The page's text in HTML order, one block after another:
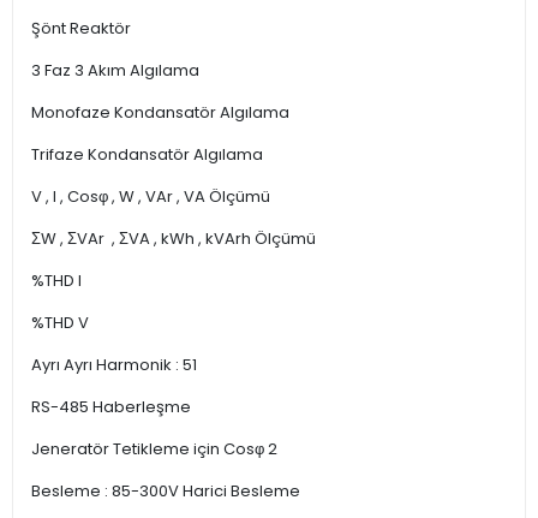
Şönt Reaktör
3 Faz 3 Akım Algılama
Monofaze Kondansatör Algılama
Trifaze Kondansatör Algılama
V , I , Cosφ , W , VAr , VA Ölçümü
ΣW , ΣVAr , ΣVA , kWh , kVArh Ölçümü
%THD I
%THD V
Ayrı Ayrı Harmonik : 51
RS-485 Haberleşme
Jeneratör Tetikleme için Cosφ 2
Besleme : 85-300V Harici Besleme